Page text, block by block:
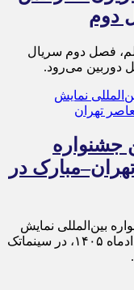
دوم
فصل دوم سریال
دوربین می‌رود.
جشنواره
در
بین‌المللی نمایش
عروسکی تهران–مبارک، روز جمعه ۱۶ مردادماه ۱۴۰۵، در سینماتک